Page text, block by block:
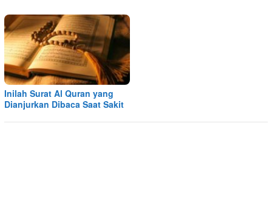
Inilah Surat Al Quran yang
Dianjurkan Dibaca Saat Sakit